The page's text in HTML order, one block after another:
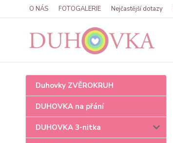
O NÁS FOTOGALERIE Nejčastější dotazy
Duhovky ZVĚROKRUH
DUHOVKA na přání
DUHOVKA 3-nitka